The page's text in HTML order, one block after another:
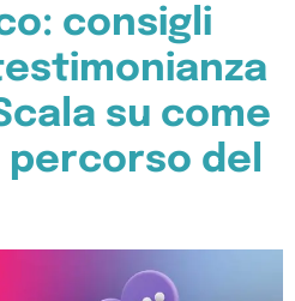
consigli
su come
percorso del